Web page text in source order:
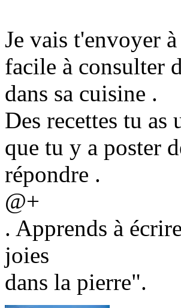
Je vais t'envoyer
facile à consulter
dans sa cuisine .
Des recettes tu
que tu y a poster
répondre .
@+
. Apprends à
joies
dans la pierre".